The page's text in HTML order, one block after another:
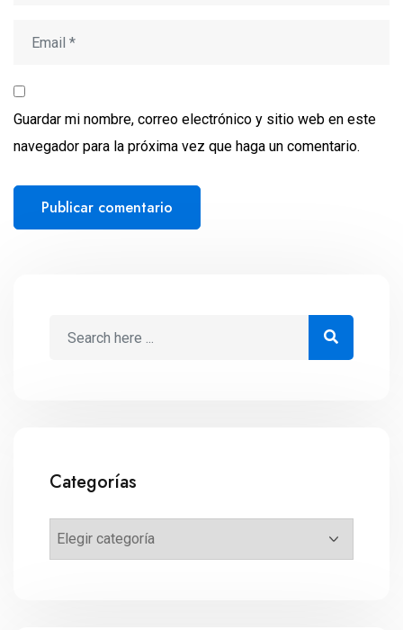
Guardar mi nombre, correo electrónico y sitio web en este
navegador para la próxima vez que haga un comentario.
Categorías